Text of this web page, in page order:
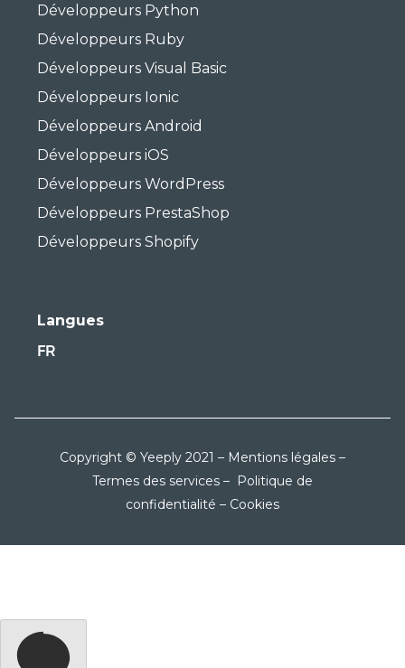
Développeurs Python
Développeurs Ruby
Développeurs Visual Basic
Développeurs Ionic
Développeurs Android
Développeurs iOS
Développeurs WordPress
Développeurs PrestaShop
Développeurs Shopify
Langues
FR
Copyright © Yeeply 2021 – Mentions légales –
Termes des services – Politique de
confidentialité – Cookies